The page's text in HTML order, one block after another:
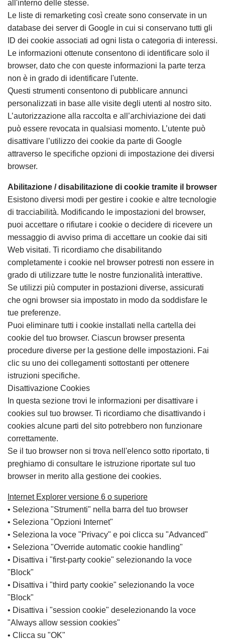
all'interno delle stesse.
Le liste di remarketing così create sono conservate in un
database dei server di Google in cui si conservano tutti gli
ID dei cookie associati ad ogni lista o categoria di interessi.
Le informazioni ottenute consentono di identificare solo il
browser, dato che con queste informazioni la parte terza
non è in grado di identificare l'utente.
Questi strumenti consentono di pubblicare annunci
personalizzati in base alle visite degli utenti al nostro sito.
L’autorizzazione alla raccolta e all’archiviazione dei dati
può essere revocata in qualsiasi momento. L’utente può
disattivare l’utilizzo dei cookie da parte di Google
attraverso le specifiche opzioni di impostazione dei diversi
browser.
Abilitazione / disabilitazione di cookie tramite il browser
Esistono diversi modi per gestire i cookie e altre tecnologie
di tracciabilità. Modificando le impostazioni del browser,
puoi accettare o rifiutare i cookie o decidere di ricevere un
messaggio di avviso prima di accettare un cookie dai siti
Web visitati. Ti ricordiamo che disabilitando
completamente i cookie nel browser potresti non essere in
grado di utilizzare tutte le nostre funzionalità interattive.
Se utilizzi più computer in postazioni diverse, assicurati
che ogni browser sia impostato in modo da soddisfare le
tue preferenze.
Puoi eliminare tutti i cookie installati nella cartella dei
cookie del tuo browser. Ciascun browser presenta
procedure diverse per la gestione delle impostazioni. Fai
clic su uno dei collegamenti sottostanti per ottenere
istruzioni specifiche.
Disattivazione Cookies
In questa sezione trovi le informazioni per disattivare i
cookies sul tuo browser. Ti ricordiamo che disattivando i
cookies alcune parti del sito potrebbero non funzionare
correttamente.
Se il tuo browser non si trova nell'elenco sotto riportato, ti
preghiamo di consultare le istruzione riportate sul tuo
browser in merito alla gestione dei cookies.
Internet Explorer versione 6 o superiore
• Seleziona "Strumenti" nella barra del tuo browser
• Seleziona "Opzioni Internet"
• Seleziona la voce "Privacy" e poi clicca su "Advanced"
• Seleziona "Override automatic cookie handling"
• Disattiva i "first-party cookie" selezionando la voce
"Block"
• Disattiva i "third party cookie" selezionando la voce
"Block"
• Disattiva i "session cookie" deselezionando la voce
"Always allow session cookies"
• Clicca su "OK"